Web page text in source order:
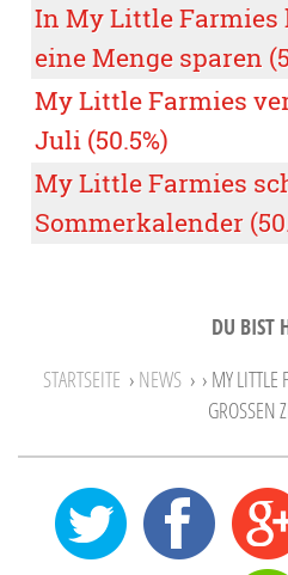
In My Little Farmies
eine Menge sparen
My Little Farmies
Juli (50.5%)
My Little Farmies
Sommerkalender
DU BIST
STARTSEITE › NEWS › › MY LITTLE
GROSSEN
0 12 27